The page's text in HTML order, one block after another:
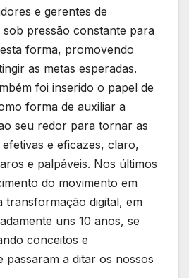
e gerentes de
sob pressão constante para
forma, promovendo
as metas esperadas.
foi inserido o papel de
forma de auxiliar a
seu redor para tornar as
e eficazes, claro,
e palpáveis. Nos últimos
do movimento em
transformação digital, em
uns 10 anos, se
conceitos e
passaram a ditar os nossos